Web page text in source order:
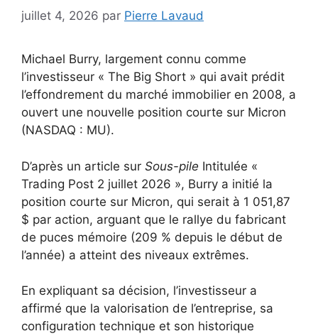
juillet 4, 2026 par Pierre Lavaud
Michael Burry, largement connu comme
l’investisseur « The Big Short » qui avait prédit
l’effondrement du marché immobilier en 2008, a
ouvert une nouvelle position courte sur Micron
(NASDAQ : MU).
D’après un article sur Sous-pile Intitulée «
Trading Post 2 juillet 2026 », Burry a initié la
position courte sur Micron, qui serait à 1 051,87
$ par action, arguant que le rallye du fabricant
de puces mémoire (209 % depuis le début de
l’année) a atteint des niveaux extrêmes.
En expliquant sa décision, l’investisseur a
affirmé que la valorisation de l’entreprise, sa
configuration technique et son historique